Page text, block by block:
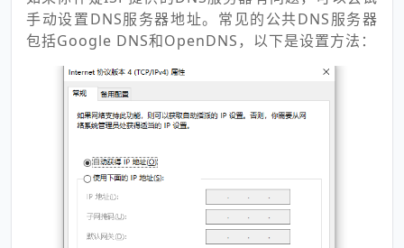
手动设置DNS服务器地址。常见的公共DNS服务器
包括Google DNS和OpenDNS，以下是设置方法：